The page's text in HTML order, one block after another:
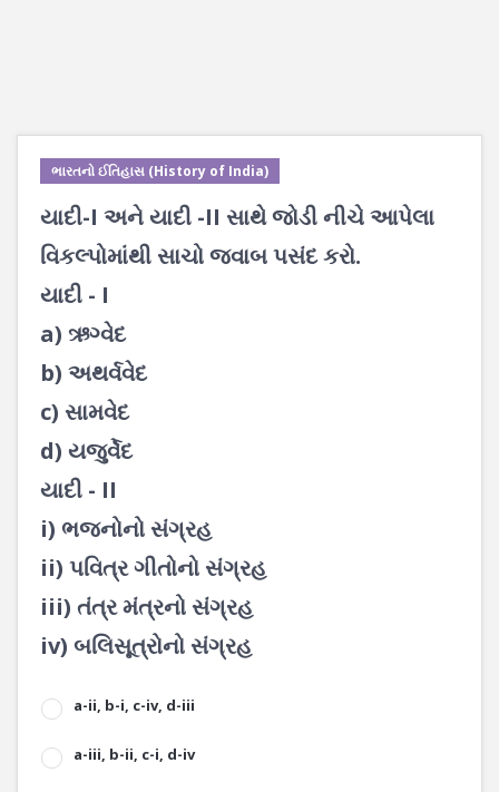
ભારતનો ઈતિહાસ (History of India)
યાદી-I અને યાદી -II સાથે જોડી નીચે આપેલા
વિકલ્પોમાંથી સાચો જવાબ પસંદ કરો.
યાદી - I
a) ઋગ્વેદ
b) અથર્વવેદ
c) સામવેદ
d) યજુર્વેદ
યાદી - II
i) ભજનોનો સંગ્રહ
ii) પવિત્ર ગીતોનો સંગ્રહ
iii) તંત્ર મંત્રનો સંગ્રહ
iv) બલિસૂત્રોનો સંગ્રહ
a-ii, b-i, c-iv, d-iii
a-iii, b-ii, c-i, d-iv